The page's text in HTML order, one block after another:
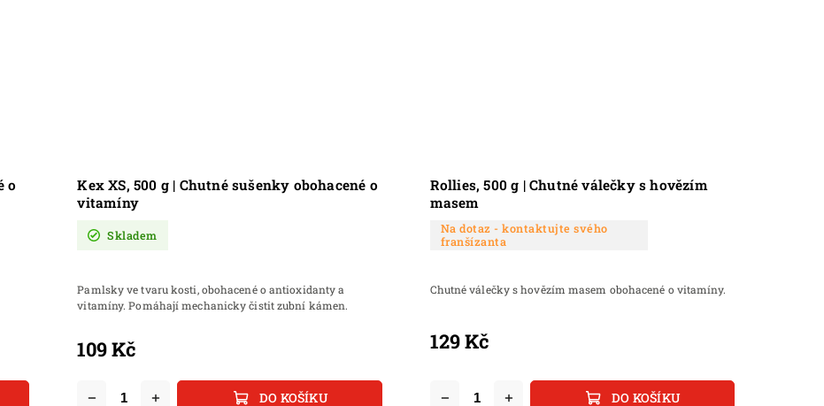
o
Kex XS, 500 g | Chutné sušenky obohacené o
vitamíny
Skladem
109 Kč
DO KOŠÍKU
Pamlsky ve tvaru kosti, obohacené o antioxidanty a
vitamíny. Pomáhají mechanicky čistit zubní kámen.
Rollies, 500 g | Chutné válečky s hovězím
masem
Na dotaz - kontaktujte svého
franšízanta
129 Kč
DO KOŠÍKU
Chutné válečky s hovězím masem obohacené o vitamíny.